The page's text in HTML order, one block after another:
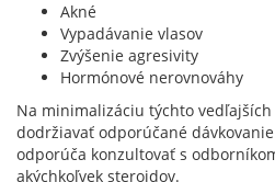
Akné
Vypadávanie vlasov
Zvýšenie agresivity
Hormónové nerovnováhy
Na minimalizáciu týchto
dodržiavať odporúčané
odporúča konzultovať s
akýchkoľvek steroidov.